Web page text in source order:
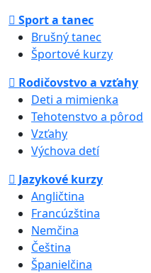
Sport a tanec
Brušný tanec
Športové kurzy
Rodičovstvo a vzťahy
Deti a mimienka
Tehotenstvo a pôrod
Vzťahy
Výchova detí
Jazykové kurzy
Angličtina
Francúzština
Nemčina
Čeština
Španielčina